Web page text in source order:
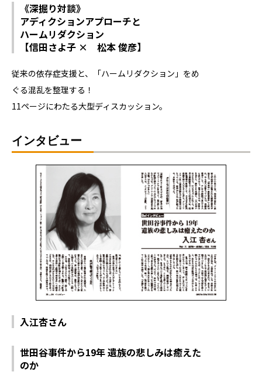
《深掘り対談》
アディクションアプローチと
ハームリダクション
【信田さよ子 × 松本 俊彦】
従来の依存症支援と、「ハームリダクション」をめ
ぐる混乱を整理する！
11ページにわたる大型ディスカッション。
インタビュー
入江杏さん
世田谷事件から19年 遺族の悲しみは癒えた
のか